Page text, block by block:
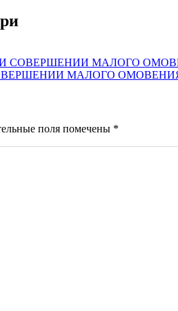
МАЛОГО
МАЛОГО ОМОВЕНИЯ.
поля помечены *